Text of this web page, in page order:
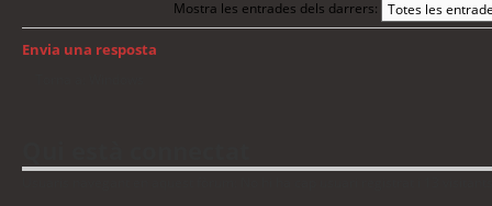
Mostra les entrades dels darrers:
Envia una resposta